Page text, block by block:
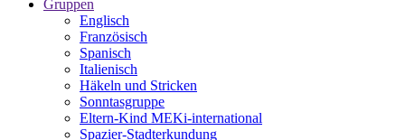
Gruppen
Englisch
Französisch
Spanisch
Italienisch
Häkeln und Stricken
Sonntasgruppe
Eltern-Kind MEKi-international
Spazier-Stadterkundung